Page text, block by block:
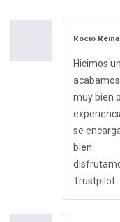
Rocio
Hicimos
muy bien
se
bien
Trustpilot